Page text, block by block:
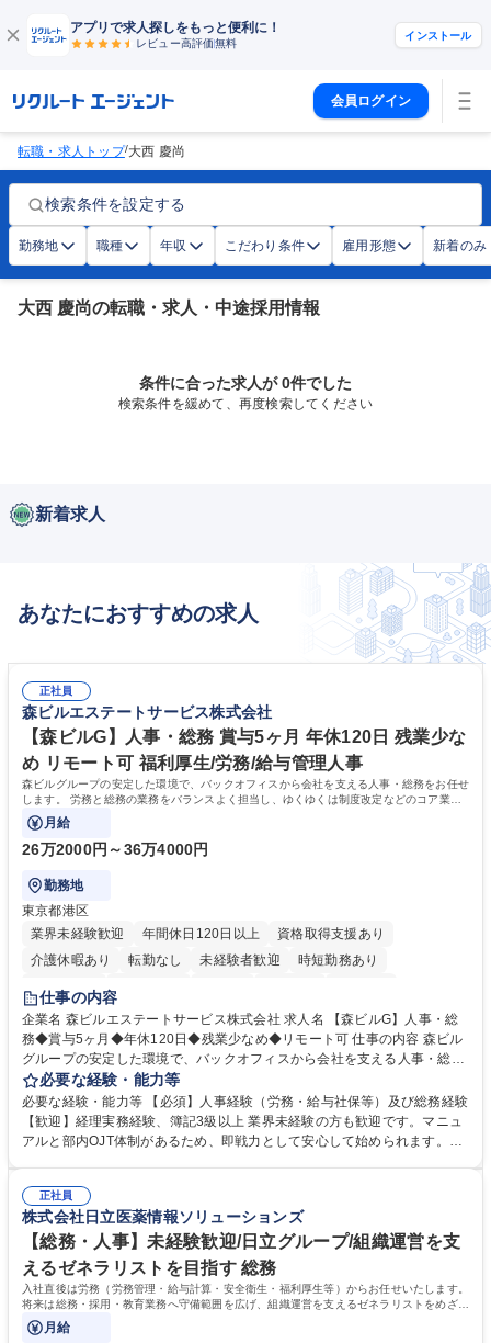
アプリで求人探しをもっと便利に！
レビュー高評価無料
インストール
会員ログイン
転職・求人トップ/大西 慶尚
検索条件を設定する
勤務地 職種 年収 こだわり条件 雇用形態 新着のみ
大西 慶尚の転職・求人・中途採用情報
条件に合った求人が 0件でした
検索条件を緩めて、再度検索してください
新着求人
あなたにおすすめの求人
正社員
森ビルエステートサービス株式会社
【森ビルG】人事・総務 賞与5ヶ月 年休120日 残業少な
め リモート可 福利厚生/労務/給与管理人事
森ビルグループの安定した環境で、バックオフィスから会社を支える人事・総務をお任せ
します。 労務と総務の業務をバランスよく担当し、ゆくゆくは制度改定などのコア業務
にも挑戦できる、やりがいある環境です。
月給
26万2000円～36万4000円
勤務地
東京都港区
業界未経験歓迎
年間休日120日以上
資格取得支援あり
介護休暇あり
転勤なし 未経験者歓迎
時短勤務あり
経験者歓迎
完全週休2日制
交通費支給 長期歓迎 駅近5分以内 土日祝休み
仕事の内容
企業名 森ビルエステートサービス株式会社 求人名 【森ビルG】人事・総
務◆賞与5ヶ月◆年休120日◆残業少なめ◆リモート可 仕事の内容 森ビル
グループの安定した環境で、バックオフィスから会社を支える人事・総務
をお任せします。 労務と総務の業務をバランスよく担当し、ゆくゆくは制
度改定などのコア業務にも挑戦できる、やりがいある環境です。 ■勤怠管
理、給与計算、社会保険手続き、年末調整等の労務管理全般 ■入退社手続
き、社内規定の改定や人事制度改定などのコア業務 ■社内イベントの企画
でも質問・相談できる環境が整っているため、安心して成長できます。 募
集職種 【森ビルG】人事・総務◆賞与5ヶ月◆年休120日◆残業少なめ◆
リモート可
必要な経験・能力等
必要な経験・能力等 【必須】人事経験（労務・給与社保等）及び総務経験
【歓迎】経理実務経験、簿記3級以上 業界未経験の方も歓迎です。マニュ
アルと部内OJT体制があるため、即戦力として安心して始められます。
務に挑戦できるため、自身の成長と組織への貢献度をダイレクトに実感で
きます。 残業少なめ、週1日リモート可など、ワークライフバランスを保
ち長期活躍できる環境です。 「これまでの幅広い経験を活かし、長期的な
キャリアを築きたい」という前向きな意欲と挑戦を全力で応援します。 学
歴・資格 学歴：大学院 大学 高専 短大 専修学校 高校 語学力： 資格：日商
簿記検定1級 日商簿記検定2級 日商簿記検定3級
正社員
株式会社日立医薬情報ソリューションズ
【総務・人事】未経験歓迎/日立グループ/組織運営を支
えるゼネラリストを目指す 総務
入社直後は労務（労務管理・給与計算・安全衛生・福利厚生等）からお任せいたします。
将来は総務・採用・教育業務へ守備範囲を広げ、組織運営を支えるゼネラリストをめざせ
ます。
月給